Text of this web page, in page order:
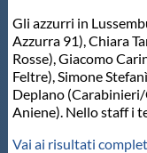
Gli azzurri in
Azzurra 91), Chiara
Rosse), Giacomo
Feltre), Simone
Deplano
Aniene). Nello staff i
Vai ai risultati